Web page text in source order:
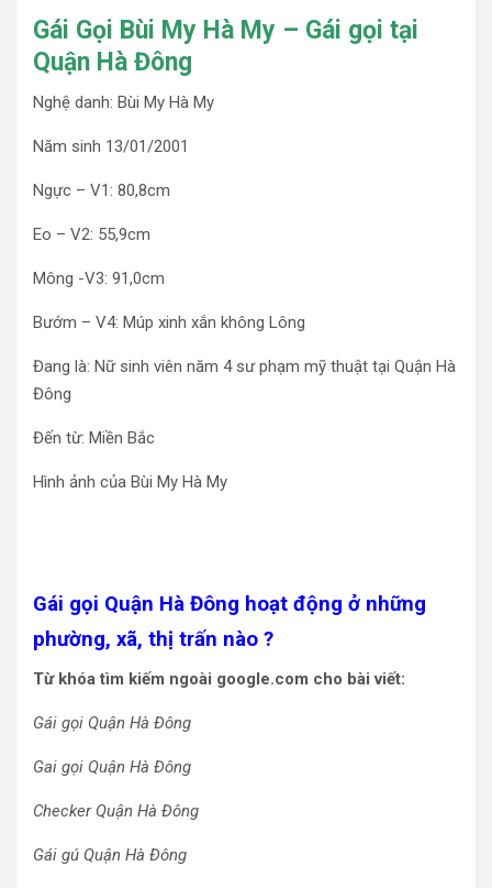
Gái Gọi Bùi My Hà My – Gái gọi tại
Quận Hà Đông
Nghệ danh: Bùi My Hà My
Năm sinh 13/01/2001
Ngực – V1: 80,8cm
Eo – V2: 55,9cm
Mông -V3: 91,0cm
Bướm – V4: Múp xinh xắn không Lông
Đang là: Nữ sinh viên năm 4 sư phạm mỹ thuật tại Quận Hà
Đông
Đến từ: Miền Bắc
Hình ảnh của Bùi My Hà My
Gái gọi Quận Hà Đông hoạt động ở những
phường, xã, thị trấn nào ?
Từ khóa tìm kiếm ngoài google.com cho bài viết:
Gái gọi Quận Hà Đông
Gai gọi Quận Hà Đông
Checker Quận Hà Đông
Gái gú Quận Hà Đông